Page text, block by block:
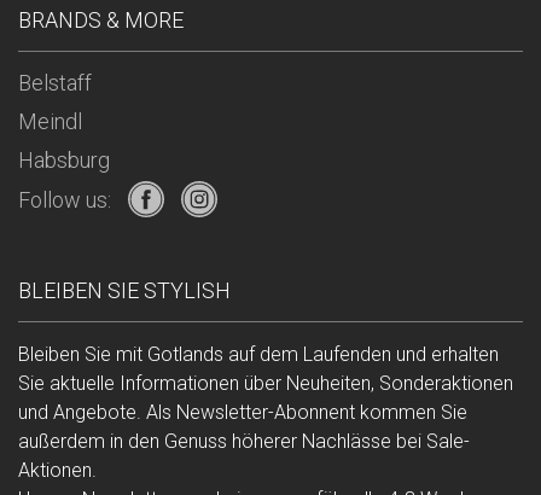
BRANDS & MORE
Belstaff
Meindl
Habsburg
Follow us:
BLEIBEN SIE STYLISH
Bleiben Sie mit Gotlands auf dem Laufenden und erhalten
Sie aktuelle Informationen über Neuheiten, Sonderaktionen
und Angebote. Als Newsletter-Abonnent kommen Sie
außerdem in den Genuss höherer Nachlässe bei Sale-
Aktionen.